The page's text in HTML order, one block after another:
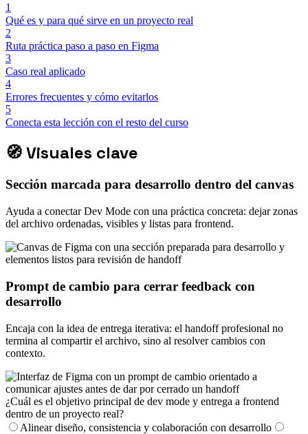
1
Qué es y para qué sirve en un proyecto real
2
Ruta práctica paso a paso en Figma
3
Caso real aplicado
4
Errores frecuentes y cómo evitarlos
5
Conecta esta lección con el resto del curso
🧭Visuales clave
Sección marcada para desarrollo dentro del canvas
Ayuda a conectar Dev Mode con una práctica concreta: dejar zonas
del archivo ordenadas, visibles y listas para frontend.
Prompt de cambio para cerrar feedback con
desarrollo
Encaja con la idea de entrega iterativa: el handoff profesional no
termina al compartir el archivo, sino al resolver cambios con
contexto.
¿Cuál es el objetivo principal de dev mode y entrega a frontend
dentro de un proyecto real?
Alinear diseño, consistencia y colaboración con desarrollo